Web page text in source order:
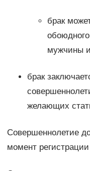
брак
мужчины
брак
желающих
Совершеннолетие
момент